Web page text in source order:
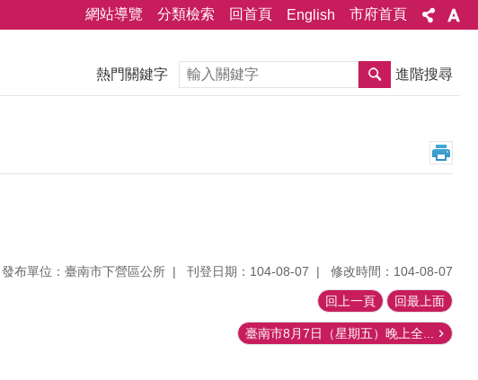
網站導覽 分類檢索 回首頁 English 市府首頁
熱門關鍵字 搜尋 進階搜尋
發布單位：臺南市下營區公所 刊登日期：104-08-07 修改時間：104-08-07
回上一頁 回最上面
臺南市8月7日（星期五）晚上全...